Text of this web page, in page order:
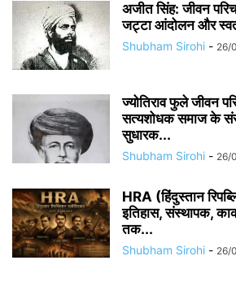
अजीत सिंह: जीवन
जट्टा आंदोलन और
Shubham Sirohi - 26/
ज्योतिराव फुले जीवन
सत्यशोधक समाज के
सुधारक...
Shubham Sirohi - 26/
HRA (हिंदुस्तान
इतिहास, संस्थापक,
तक...
Shubham Sirohi - 26/